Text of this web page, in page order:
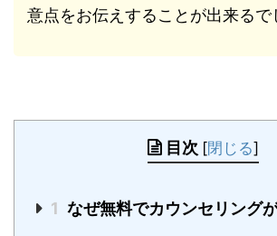
意点をお伝えすることが出来るで
目次 [閉じる]
1 なぜ無料でカウンセリング